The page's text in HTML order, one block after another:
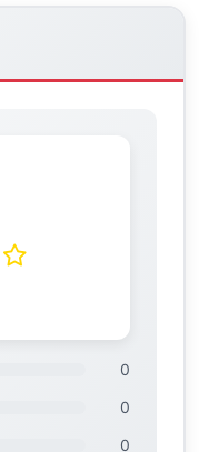
0
0
0